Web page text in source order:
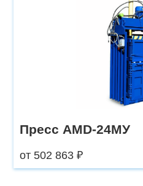
Пресс AMD-24МУ
от 502 863 ₽